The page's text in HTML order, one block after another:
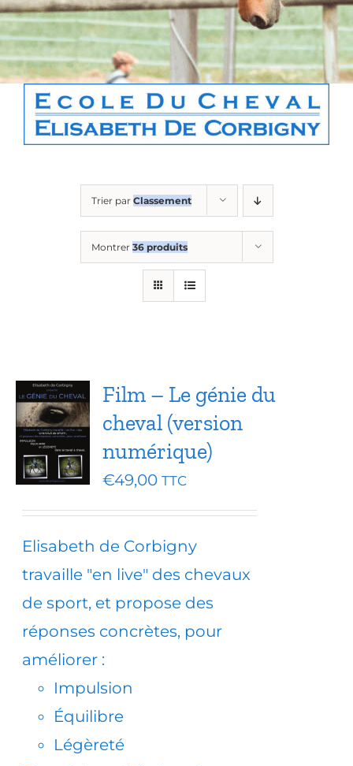
Boutique
Contact
Panier
Trier par Classement
Montrer 36 produits
Film – Le génie du
cheval (version
numérique)
€49,00 TTC
Elisabeth de Corbigny
travaille "en live" des chevaux
de sport, et propose des
réponses concrètes, pour
améliorer :
Impulsion
Équilibre
Légèreté